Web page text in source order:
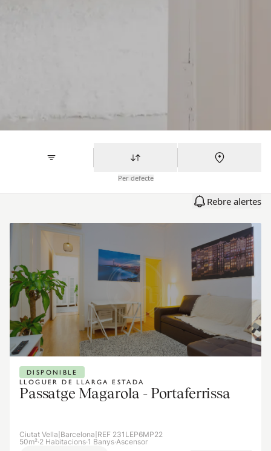
Per defecte
Rebre alertes
LLOGUER DE LLARGA ESTADA
DISPONIBLE
Passatge Magarola - Portaferrissa
Ciutat Vella Barcelona REF 231LEP6MP22
50m²·2 Habitacions·1 Banys·Ascensor